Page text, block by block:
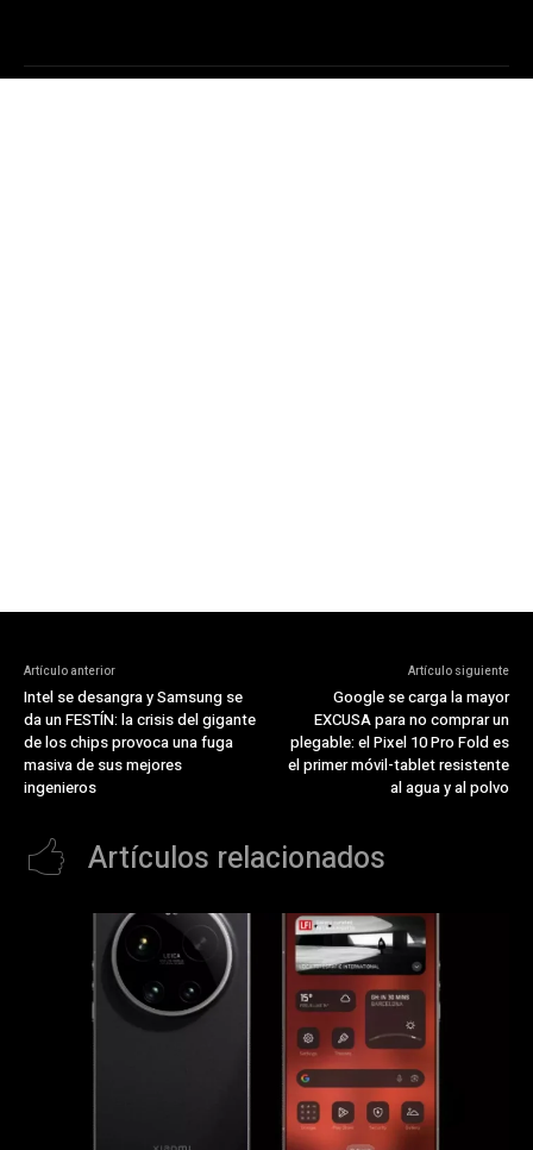
Artículo anterior
Intel se desangra y Samsung se
da un FESTÍN: la crisis del gigante
de los chips provoca una fuga
masiva de sus mejores
ingenieros
Artículo siguiente
Google se carga la mayor
EXCUSA para no comprar un
plegable: el Pixel 10 Pro Fold es
el primer móvil-tablet resistente
al agua y al polvo
Artículos relacionados